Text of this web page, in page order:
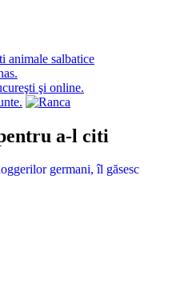
a-l citi